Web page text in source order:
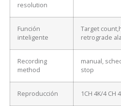
resolution
Función
inteligente
Target
retrograde
Recording
method
manual,
stop
Reproducción 1CH 4K/4 CH